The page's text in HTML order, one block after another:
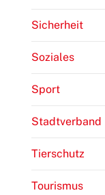
Sicherheit
Soziales
Sport
Stadtverband
Tierschutz
Tourismus